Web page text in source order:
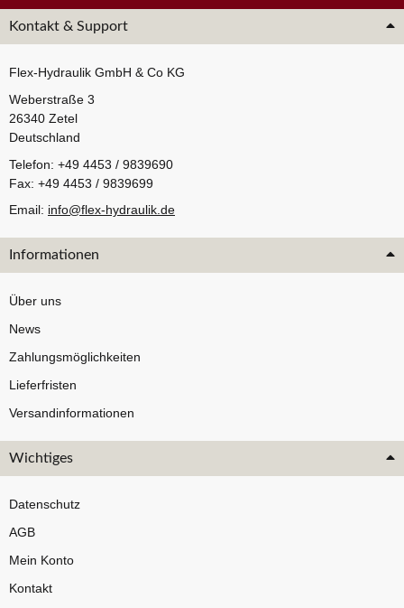
Kontakt & Support
Flex-Hydraulik GmbH & Co KG
Weberstraße 3
26340 Zetel
Deutschland
Telefon: +49 4453 / 9839690
Fax: +49 4453 / 9839699
Email: info@flex-hydraulik.de
Informationen
Über uns
News
Zahlungsmöglichkeiten
Lieferfristen
Versandinformationen
Wichtiges
Datenschutz
AGB
Mein Konto
Kontakt